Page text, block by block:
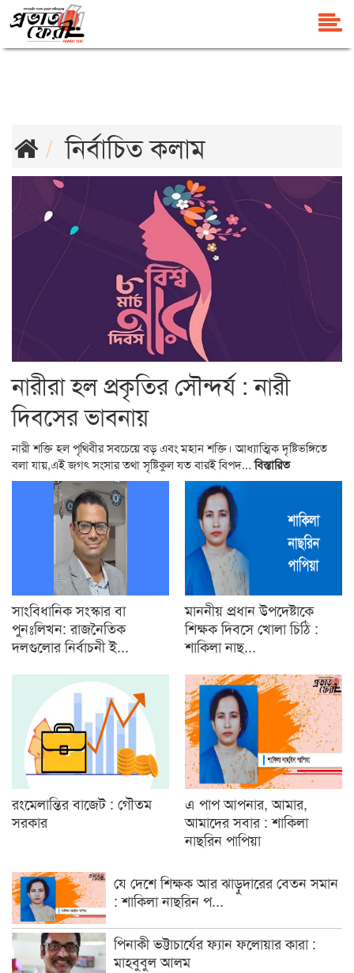
নির্বাচিত কলাম
নারীরা হল প্রকৃতির সৌন্দর্য : নারী
দিবসের ভাবনায়
নারী শক্তি হল পৃথিবীর সবচেয়ে বড় এবং মহান শক্তি। আধ্যাত্মিক দৃষ্টিভঙ্গিতে
বলা যায়,এই জগৎ সংসার তথা সৃষ্টিকুল যত বারই বিপদ...বিস্তারিত
সাংবিধানিক সংস্কার বা
পুনঃলিখন: রাজনৈতিক
দলগুলোর নির্বাচনী ই...
মাননীয় প্রধান উপদেষ্টাকে
শিক্ষক দিবসে খোলা চিঠি :
শাকিলা নাছ...
রংমেলান্তির বাজেট : গৌতম
সরকার
এ পাপ আপনার, আমার,
আমাদের সবার : শাকিলা
নাছরিন পাপিয়া
যে দেশে শিক্ষক আর ঝাড়ুদারের বেতন সমান
: শাকিলা নাছরিন প...
পিনাকী ভট্টাচার্যের ফ্যান ফলোয়ার কারা :
মাহবুবুল আলম